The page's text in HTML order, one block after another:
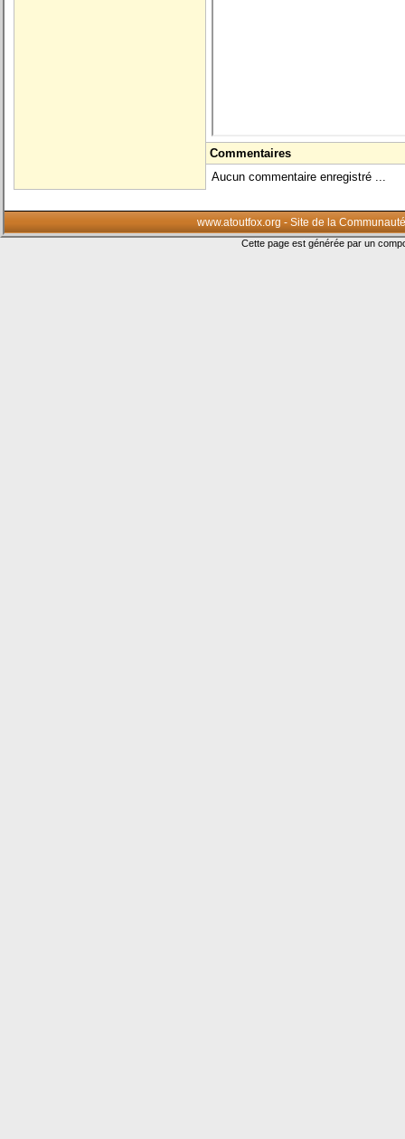
Commentaires
Aucun commentaire enregistré ...
www.atoutfox.org - Site de la
Cette page est générée par un